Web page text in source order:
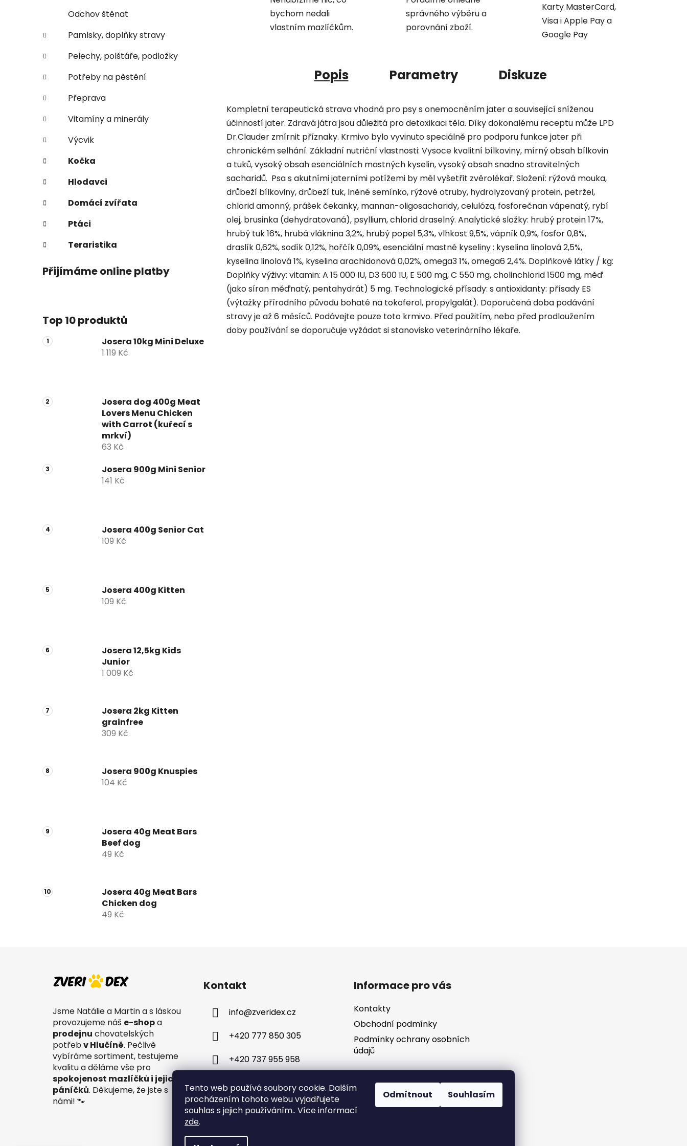
Tento web používá soubory cookie. Dalším
procházením tohoto webu vyjadřujete
souhlas s jejich používáním.. Více informací
zde.
Odmítnout Souhlasím
Odchov štěnat
Pamlsky, doplňky stravy
Pelechy, polštáře, podložky
Potřeby na pěstění
Přeprava
Vitamíny a minerály
Výcvik
Kočka
Hlodavci
Domácí zvířata
Ptáci
Teraristika
Přijímáme online platby
Top 10 produktů
Josera 10kg Mini Deluxe
1 119 Kč
Josera dog 400g Meat
Lovers Menu Chicken
with Carrot (kuřecí s
mrkví)
63 Kč
Josera 900g Mini Senior
141 Kč
Josera 400g Senior Cat
109 Kč
Josera 400g Kitten
109 Kč
Josera 12,5kg Kids
Junior
1 009 Kč
Josera 2kg Kitten
grainfree
309 Kč
Josera 900g Knuspies
104 Kč
Josera 40g Meat Bars
Beef dog
49 Kč
Josera 40g Meat Bars
Chicken dog
49 Kč
bychom nedali
vlastním mazlíčkům.
správného výběru a
porovnání zboží.
Karty MasterCard,
Visa i Apple Pay a
Google Pay
Popis Parametry Diskuze
Kompletní terapeutická strava vhodná pro psy s onemocněním jater a související sníženou
účinností jater. Zdravá játra jsou důležitá pro detoxikaci těla. Díky dokonalému receptu může LPD
Dr.Clauder zmírnit příznaky. Krmivo bylo vyvinuto speciálně pro podporu funkce jater při
chronickém selhání. Základní nutriční vlastnosti: Vysoce kvalitní bílkoviny, mírný obsah bílkovin
a tuků, vysoký obsah esenciálních mastných kyselin, vysoký obsah snadno stravitelných
sacharidů. Psa s akutními jaterními potížemi by měl vyšetřit zvěrolékař. Složení: rýžová mouka,
drůbeží bílkoviny, drůbeží tuk, lněné semínko, rýžové otruby, hydrolyzovaný protein, petržel,
chlorid amonný, prášek čekanky, mannan-oligosacharidy, celulóza, fosforečnan vápenatý, rybí
olej, brusinka (dehydratovaná), psyllium, chlorid draselný. Analytické složky: hrubý protein 17%,
hrubý tuk 16%, hrubá vláknina 3,2%, hrubý popel 5,3%, vlhkost 9,5%, vápník 0,9%, fosfor 0,8%,
draslík 0,62%, sodík 0,12%, hořčík 0,09%, esenciální mastné kyseliny : kyselina linolová 2,5%,
kyselina linolová 1%, kyselina arachidonová 0,02%, omega3 1%, omega6 2,4%. Doplňkové látky / kg:
Doplňky výživy: vitamin: A 15 000 IU, D3 600 IU, E 500 mg, C 550 mg, cholinchlorid 1500 mg, měď
(jako síran měďnatý, pentahydrát) 5 mg. Technologické přísady: s antioxidanty: přísady ES
(výtažky přírodního původu bohaté na tokoferol, propylgalát). Doporučená doba podávání
stravy je až 6 měsíců. Podávejte pouze toto krmivo. Před použitím, nebo před prodloužením
doby používání se doporučuje vyžádat si stanovisko veterinárního lékaře.
Jsme Natálie a Martin a s láskou
provozujeme náš e-shopa
prodejnu chovatelských
potřebv Hlučíně. Pečlivě
vybíráme sortiment, testujeme
kvalitu a děláme vše pro
spokojenost mazlíčků i jejich
páníčků. Děkujeme, že jste s
námi! 🐾
Kontakt
info@zveridex.cz
+420 777 850 305
+420 737 955 958
Informace pro vás
Kontakty
Obchodní podmínky
Podmínky ochrany osobních
údajů